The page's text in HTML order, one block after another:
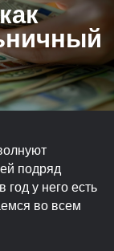
подряд
год у него есть
во всем